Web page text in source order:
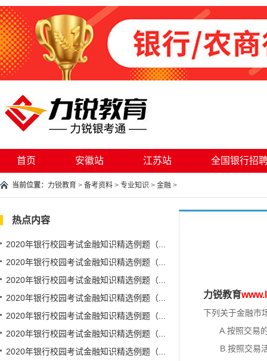
首页 安徽站 江苏站 全国银行招
当前位置： 力锐教育 > 备考资料 > 专业知识 > 金融 >
热点内容
2020年银行校园考试金融知识精选例题（...
2020年银行校园考试金融知识精选例题（...
2020年银行校园考试金融知识精选例题（...
2020年银行校园考试金融知识精选例题（...
2020年银行校园考试金融知识精选例题（...
2020年银行校园考试金融知识精选例题（...
2020年银行校园考试金融知识精选例题（...
力锐教育
下列关于金融
A.按照交易的
B.按照交易活